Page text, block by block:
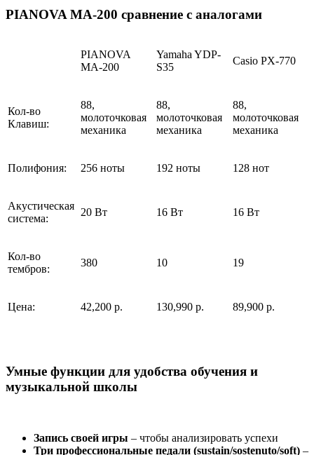
PIANOVA MA-200 сравнение с аналогами
PIANOVA
MA-200
Yamaha YDP-
S35
Casio PX-770
Кол-во
Клавиш:
88,
молоточковая
механика
88,
молоточковая
механика
88,
молоточковая
механика
Полифония: 256 ноты 192 ноты 128 нот
Акустическая
система:
20 Вт 16 Вт 16 Вт
Кол-во
тембров:
380 10 19
Цена: 42,200 р. 130,990 р. 89,900 р.
Умные функции для удобства обучения и
музыкальной школы
Запись своей игры – чтобы анализировать успехи
Три профессиональные педали (sustain/sostenuto/soft) –